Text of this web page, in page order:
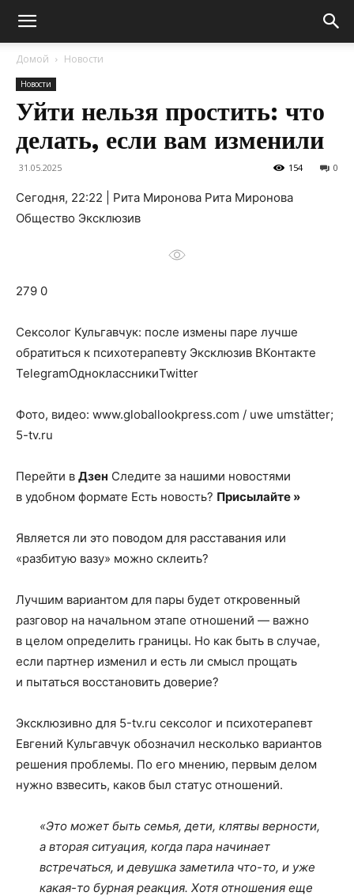
Домой Новости
Новости
Уйти нельзя простить: что
делать, если вам изменили
31.05.2025 0
154
Сегодня, 22:22 | Рита Миронова Рита Миронова
Общество Эксклюзив
279 0
Сексолог Кульгавчук: после измены паре лучше
обратиться к психотерапевту Эксклюзив ВКонтакте
TelegramОдноклассникиTwitter
Фото, видео: www.globallookpress.com / uwe umstätter;
5-tv.ru
Перейти в Дзен Следите за нашими новостями
в удобном формате Есть новость? Присылайте »
Является ли это поводом для расставания или
«разбитую вазу» можно склеить?
Лучшим вариантом для пары будет откровенный
разговор на начальном этапе отношений — важно
в целом определить границы. Но как быть в случае,
если партнер изменил и есть ли смысл прощать
и пытаться восстановить доверие?
Эксклюзивно для 5-tv.ru сексолог и психотерапевт
Евгений Кульгавчук обозначил несколько вариантов
решения проблемы. По его мнению, первым делом
нужно взвесить, каков был статус отношений.
«Это может быть семья, дети, клятвы верности,
а вторая ситуация, когда пара начинает
встречаться, и девушка заметила что-то, и уже
какая-то бурная реакция. Хотя отношения еще